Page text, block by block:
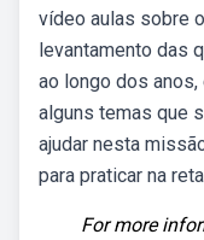
vídeo aulas sobre
levantamento das
ao longo dos
alguns temas que
ajudar nesta
para praticar na
For more